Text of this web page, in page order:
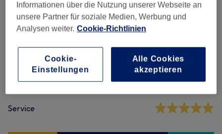
5,0
Sauberkeit
Service
Informationen über die Nutzung unserer Webseite an
unsere Partner für soziale Medien, Werbung und
Analysen weiter. Cookie-Richtlinien
Cookie-
Einstellungen
Alle Cookies
akzeptieren